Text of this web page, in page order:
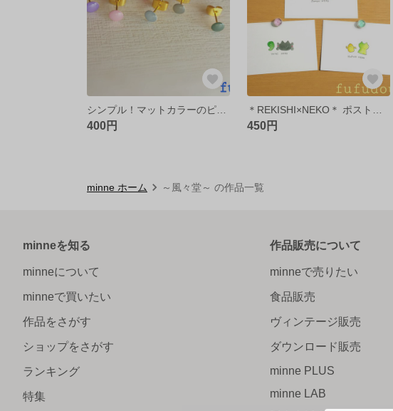
400円 450円
minne ホーム ～風々堂～ の作品一覧
minneを知る
minneについて
minneで買いたい
作品をさがす
ショップをさがす
ランキング
特集
作品販売について
minneで売りたい
食品販売
ヴィンテージ販売
ダウンロード販売
minne PLUS
minne LAB